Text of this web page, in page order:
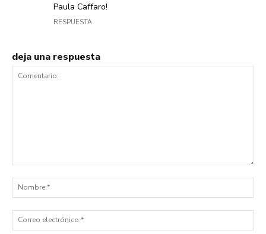
Paula Caffaro!
RESPUESTA
deja una respuesta